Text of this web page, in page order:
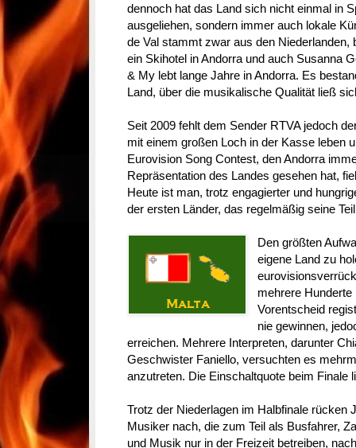
dennoch hat das Land sich nicht einmal in
ausgeliehen, sondern immer auch lokale
de Val stammt zwar aus den Niederlanden,
ein Skihotel in Andorra und auch Susanna
& My lebt lange Jahre in Andorra. Es
Land, über die musikalische Qualität ließ
Seit 2009 fehlt dem Sender RTVA jedoch
mit einem großen Loch in der Kasse leben
Eurovision Song Contest, den Andorra
Repräsentation des Landes gesehen hat,
Heute ist man, trotz engagierter und
der ersten Länder, das regelmäßig seine
Den größten
eigene Land zu
mehrere Hunderte
Vorentscheid
nie gewinnen,
erreichen. Mehrere Interpreten, darunter
Geschwister Faniello, versuchten es
anzutreten. Die Einschaltquote beim Finale
Trotz der Niederlagen im Halbfinale rücken
Musiker nach, die zum Teil als Busfahrer,
und Musik nur in der Freizeit betreiben,